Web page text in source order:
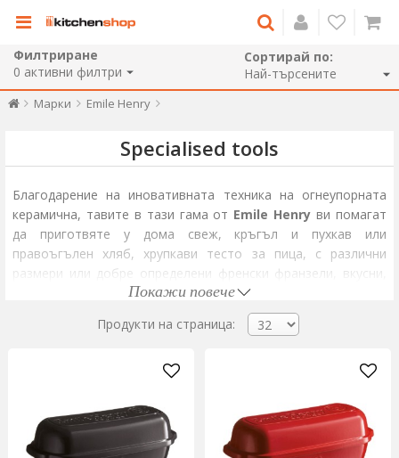
Филтриране
0 активни филтри
Сортирай по:
Марки Emile Henry
Specialised tools
Благодарение на иновативната техника на огнеупорната
керамична, тавите в тази гама от Emile Henry ви помагат
да приготвяте у дома свеж, кръгъл и пухкав или
правоъгълен хляб, хрупкави тесто за пица, с различни
размери или добре определени френски франзели, вкусни,
сякаш са направени във Франция.
Всяко тесто, което сте омесвали, намира подходяща тава,
Покажи повече
Продукти на страница: